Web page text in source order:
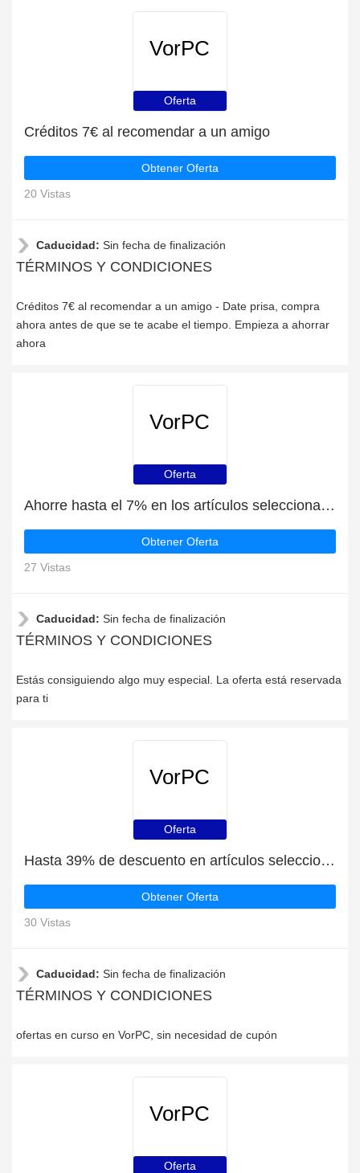
VorPC
Oferta
Créditos 7€ al recomendar a un amigo
Obtener Oferta
20 Vistas
Caducidad: Sin fecha de finalización
TÉRMINOS Y CONDICIONES
Créditos 7€ al recomendar a un amigo - Date prisa, compra
ahora antes de que se te acabe el tiempo. Empieza a ahorrar
ahora
VorPC
Oferta
Ahorre hasta el 7% en los artículos seleccionados | fin en breve
Obtener Oferta
27 Vistas
Caducidad: Sin fecha de finalización
TÉRMINOS Y CONDICIONES
Estás consiguiendo algo muy especial. La oferta está reservada
para ti
VorPC
Oferta
Hasta 39% de descuento en artículos seleccionados
Obtener Oferta
30 Vistas
Caducidad: Sin fecha de finalización
TÉRMINOS Y CONDICIONES
ofertas en curso en VorPC, sin necesidad de cupón
VorPC
Oferta